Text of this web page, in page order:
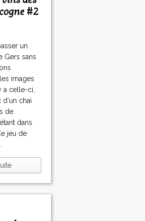
#2
un
Gers sans
images
a celle-ci,
d'un chai
de
dans
jeu de